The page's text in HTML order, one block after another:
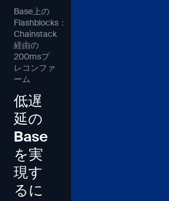
Base上の
Flashblocks：
Chainstack
経由の
200msプ
レコンファ
ーム
低遅
延の
Base
を実
現す
るに